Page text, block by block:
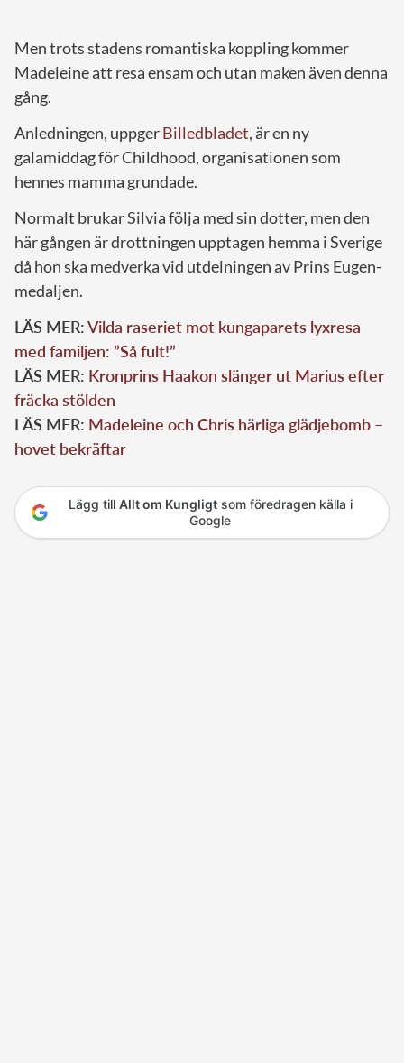
Men trots stadens romantiska koppling kommer
Madeleine att resa ensam och utan maken även denna
gång.
Anledningen, uppgerBilledbladet, är en ny
galamiddag för Childhood, organisationen som
hennes mamma grundade.
Normalt brukar Silvia följa med sin dotter, men den
här gången är drottningen upptagen hemma i Sverige
då hon ska medverka vid utdelningen av Prins Eugen-
medaljen.
LÄS MER:Vilda raseriet mot kungaparets lyxresa
med familjen: ”Så fult!”
LÄS MER: Kronprins Haakon slänger ut Marius efter
fräcka stölden
LÄS MER: Madeleine och Chris härliga glädjebomb –
hovet bekräftar
Lägg till Allt om Kungligtsom föredragen källa i
Google